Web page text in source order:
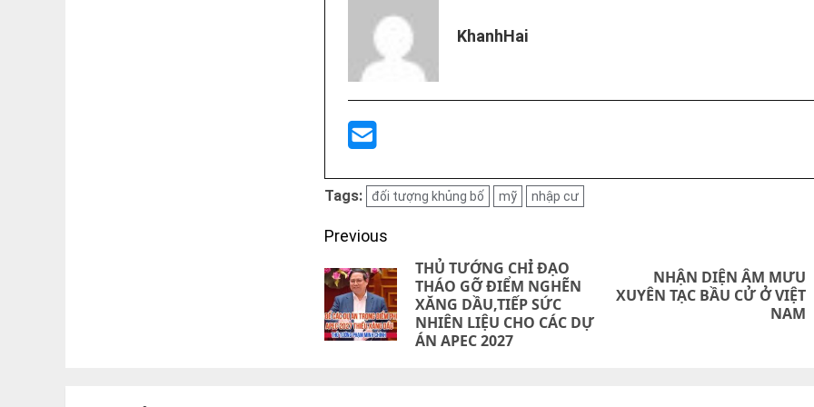
KhanhHai
Tags: đối tượng khủng bố mỹ nhập cư
Post
navigation
Previous
Previous
THỦ TƯỚNG CHỈ ĐẠO
THÁO GỠ ĐIỂM NGHẼN
XĂNG DẦU,TIẾP SỨC
NHIÊN LIỆU CHO CÁC DỰ
ÁN APEC 2027
Next
NHẬN DIỆN ÂM MƯU
XUYÊN TẠC BẦU CỬ Ở VIỆT
NAM